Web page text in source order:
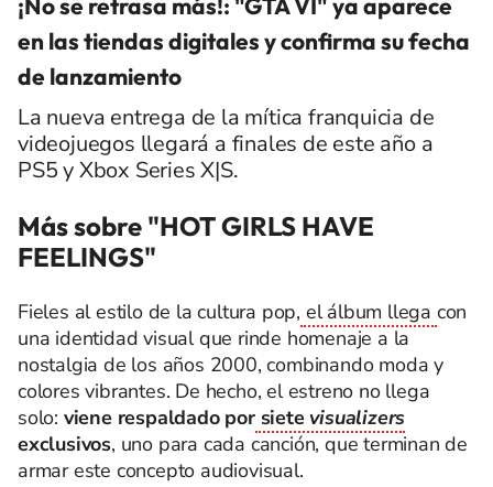
en las tiendas digitales y confirma su fecha
de lanzamiento
La nueva entrega de la mítica franquicia de
videojuegos llegará a finales de este año a
PS5 y Xbox Series X|S.
Más sobre "HOT GIRLS HAVE
FEELINGS"
Fieles al estilo de la cultura pop, el álbum llega con
una identidad visual que rinde homenaje a la
nostalgia de los años 2000, combinando moda y
colores vibrantes. De hecho, el estreno no llega
solo: viene respaldado porsietevisualizers
exclusivos, uno para cada canción, que terminan de
armar este concepto audiovisual.